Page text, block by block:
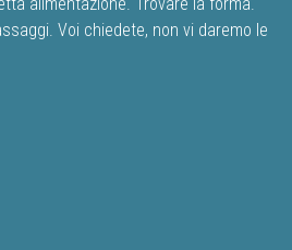
Voi chiedete, non vi daremo le